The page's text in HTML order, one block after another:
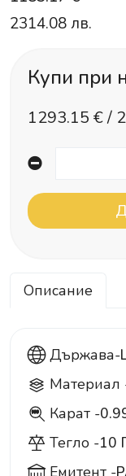
2314.08 лв.
Купи при
1293.15 € /
Описание
Държава-
Материал
999 Карат -
Тегло -10
Емитент -